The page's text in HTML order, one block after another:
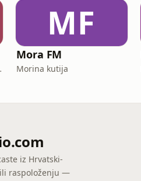
MF
Mora FM
Morina kutija
iz Hrvatski-
raspoloženju —